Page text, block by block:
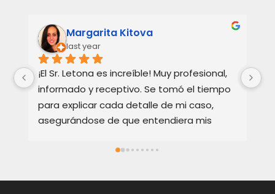
Margarita Kitova
last year
¡El Sr. Letona es increíble! Muy profesional,
informado y receptivo. Se tomó el tiempo
para explicar cada detalle de mi caso,
asegurándose de que entendiera mis